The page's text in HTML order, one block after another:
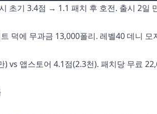
초기 3.4점 → 1.1 패치 후 호전. 출시 2일
덕에 무과금 13,000폴리. 레벨40 데니 모
vs 앱스토어 4.1점(2.3천). 패치당 무료